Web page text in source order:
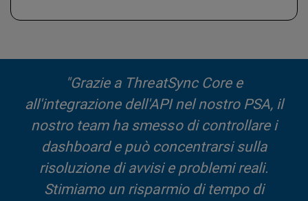
"Grazie a ThreatSync Core e
all'integrazione dell'API nel nostro PSA, il
nostro team ha smesso di controllare i
dashboard e può concentrarsi sulla
risoluzione di avvisi e problemi reali.
Stimiamo un risparmio di tempo di